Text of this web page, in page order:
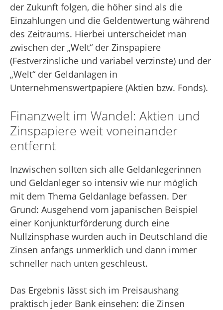
der Zukunft folgen, die höher sind als die
Einzahlungen und die Geldentwertung während
des Zeitraums. Hierbei unterscheidet man
zwischen der „Welt“ der Zinspapiere
(Festverzinsliche und variabel verzinste) und der
„Welt“ der Geldanlagen in
Unternehmenswertpapiere (Aktien bzw. Fonds).
Finanzwelt im Wandel: Aktien und
Zinspapiere weit voneinander
entfernt
Inzwischen sollten sich alle Geldanlegerinnen
und Geldanleger so intensiv wie nur möglich
mit dem Thema Geldanlage befassen. Der
Grund: Ausgehend vom japanischen Beispiel
einer Konjunkturförderung durch eine
Nullzinsphase wurden auch in Deutschland die
Zinsen anfangs unmerklich und dann immer
schneller nach unten geschleust.
Das Ergebnis lässt sich im Preisaushang
praktisch jeder Bank einsehen: die Zinsen